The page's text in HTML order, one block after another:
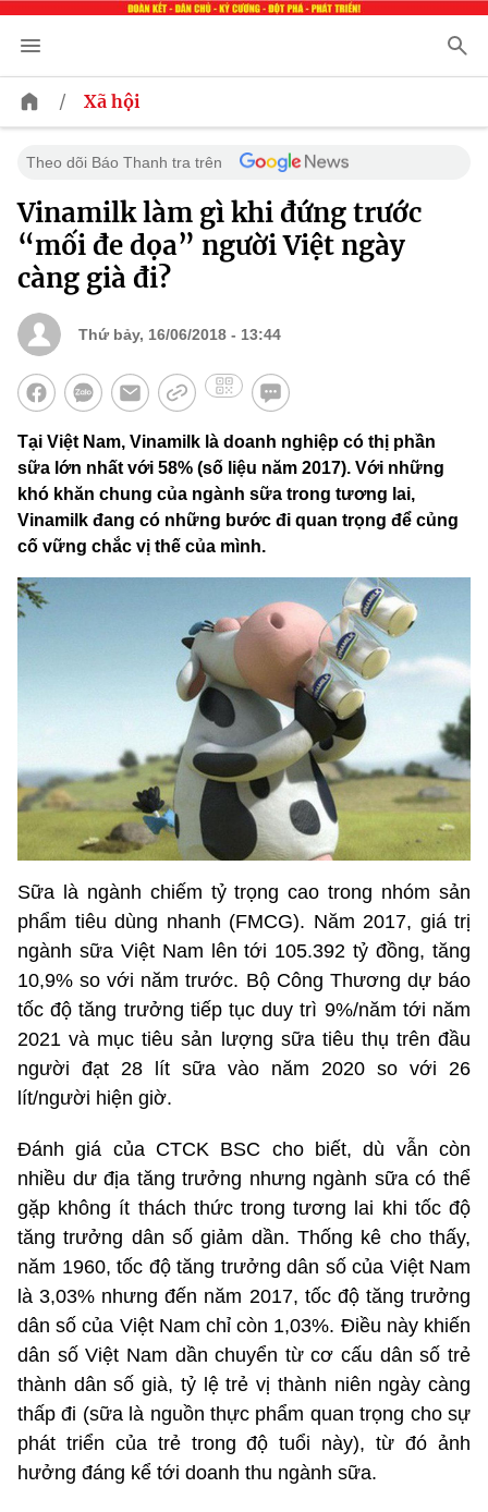
/ Xã hội
Theo dõi Báo Thanh tra trên
Vinamilk làm gì khi đứng trước
“mối đe dọa” người Việt ngày
càng già đi?
Thứ bảy, 16/06/2018 - 13:44
Tại Việt Nam, Vinamilk là doanh nghiệp có thị phần
sữa lớn nhất với 58% (số liệu năm 2017). Với những
khó khăn chung của ngành sữa trong tương lai,
Vinamilk đang có những bước đi quan trọng để củng
cố vững chắc vị thế của mình.
Sữa là ngành chiếm tỷ trọng cao trong nhóm sản
phẩm tiêu dùng nhanh (FMCG). Năm 2017, giá trị
ngành sữa Việt Nam lên tới 105.392 tỷ đồng, tăng
10,9% so với năm trước. Bộ Công Thương dự báo
tốc độ tăng trưởng tiếp tục duy trì 9%/năm tới năm
2021 và mục tiêu sản lượng sữa tiêu thụ trên đầu
người đạt 28 lít sữa vào năm 2020 so với 26
lít/người hiện giờ.
Đánh giá của CTCK BSC cho biết, dù vẫn còn
nhiều dư địa tăng trưởng nhưng ngành sữa có thể
gặp không ít thách thức trong tương lai khi tốc độ
tăng trưởng dân số giảm dần. Thống kê cho thấy,
năm 1960, tốc độ tăng trưởng dân số của Việt Nam
là 3,03% nhưng đến năm 2017, tốc độ tăng trưởng
dân số của Việt Nam chỉ còn 1,03%. Điều này khiến
dân số Việt Nam dần chuyển từ cơ cấu dân số trẻ
thành dân số già, tỷ lệ trẻ vị thành niên ngày càng
thấp đi (sữa là nguồn thực phẩm quan trọng cho sự
phát triển của trẻ trong độ tuổi này), từ đó ảnh
hưởng đáng kể tới doanh thu ngành sữa.